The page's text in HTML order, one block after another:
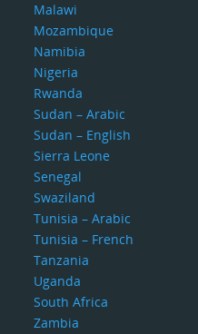
Malawi
Mozambique
Namibia
Nigeria
Rwanda
Sudan – Arabic
Sudan – English
Sierra Leone
Senegal
Swaziland
Tunisia – Arabic
Tunisia – French
Tanzania
Uganda
South Africa
Zambia